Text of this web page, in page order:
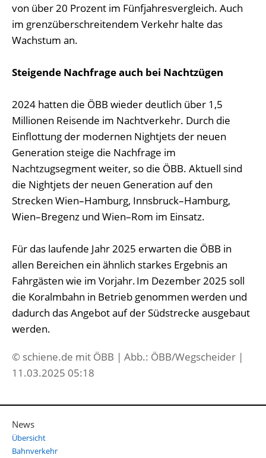
von über 20 Prozent im Fünfjahresvergleich. Auch
im grenzüberschreitendem Verkehr halte das
Wachstum an.
Steigende Nachfrage auch bei Nachtzügen
2024 hatten die ÖBB wieder deutlich über 1,5
Millionen Reisende im Nachtverkehr. Durch die
Einflottung der modernen Nightjets der neuen
Generation steige die Nachfrage im
Nachtzugsegment weiter, so die ÖBB. Aktuell sind
die Nightjets der neuen Generation auf den
Strecken Wien–Hamburg, Innsbruck–Hamburg,
Wien–Bregenz und Wien–Rom im Einsatz.
Für das laufende Jahr 2025 erwarten die ÖBB in
allen Bereichen ein ähnlich starkes Ergebnis an
Fahrgästen wie im Vorjahr. Im Dezember 2025 soll
die Koralmbahn in Betrieb genommen werden und
dadurch das Angebot auf der Südstrecke ausgebaut
werden.
© schiene.de mit ÖBB | Abb.: ÖBB/Wegscheider |
11.03.2025 05:18
News
Übersicht
Bahnverkehr